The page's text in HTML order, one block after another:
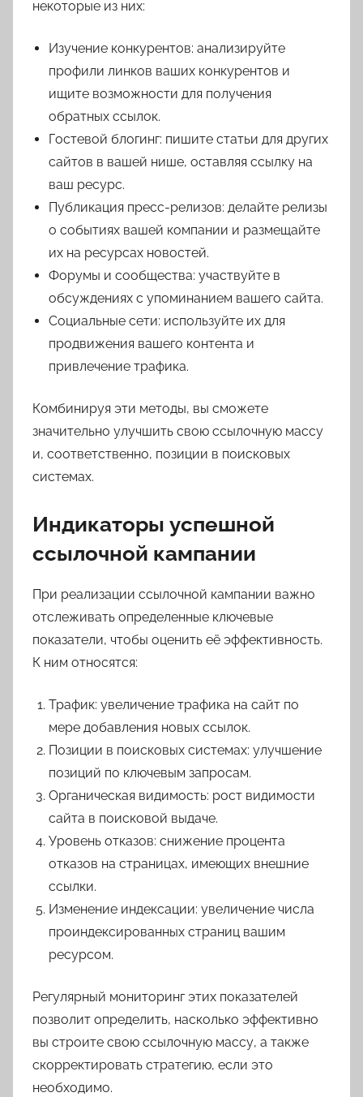
некоторые из них:
Изучение конкурентов: анализируйте
профили линков ваших конкурентов и
ищите возможности для получения
обратных ссылок.
Гостевой блогинг: пишите статьи для других
сайтов в вашей нише, оставляя ссылку на
ваш ресурс.
Публикация пресс-релизов: делайте релизы
о событиях вашей компании и размещайте
их на ресурсах новостей.
Форумы и сообщества: участвуйте в
обсуждениях с упоминанием вашего сайта.
Социальные сети: используйте их для
продвижения вашего контента и
привлечение трафика.
Комбинируя эти методы, вы сможете
значительно улучшить свою ссылочную массу
и, соответственно, позиции в поисковых
системах.
Индикаторы успешной
ссылочной кампании
При реализации ссылочной кампании важно
отслеживать определенные ключевые
показатели, чтобы оценить её эффективность.
К ним относятся:
Трафик: увеличение трафика на сайт по
мере добавления новых ссылок.
Позиции в поисковых системах: улучшение
позиций по ключевым запросам.
Органическая видимость: рост видимости
сайта в поисковой выдаче.
Уровень отказов: снижение процента
отказов на страницах, имеющих внешние
ссылки.
Изменение индексации: увеличение числа
проиндексированных страниц вашим
ресурсом.
Регулярный мониторинг этих показателей
позволит определить, насколько эффективно
вы строите свою ссылочную массу, а также
скорректировать стратегию, если это
необходимо.